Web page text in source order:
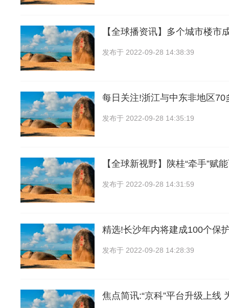
【全球播资讯】多个城市楼市
发布于 2022-09-28 14:38:39
每日关注!浙江与中东非地区70
发布于 2022-09-28 14:35:19
【全球新视野】陕桂“牵手”赋
发布于 2022-09-28 14:31:59
精选!长沙年内将建成100个保
发布于 2022-09-28 14:28:39
焦点简讯:“京科”平台升级上线